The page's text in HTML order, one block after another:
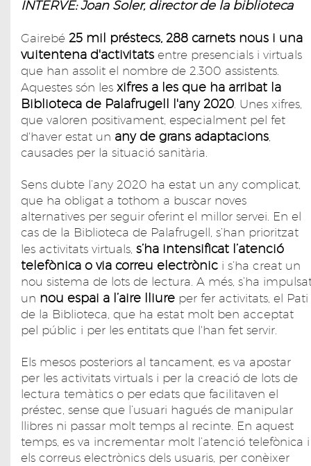
INTERVÉ: ​Joan Soler, director de la biblioteca
Gairebé 25 mil préstecs, 288 carnets nous i una
vuitentena d'activitats entre presencials i virtuals
que han assolit el nombre de 2.300 assistents.
Aquestes són les xifres a les que ha arribat la
Biblioteca de Palafrugell l'any 2020. Unes xifres,
que valoren positivament, especialment pel fet
d'haver estat un any de grans adaptacions,
causades per la situació sanitària.
Sens dubte l’any 2020 ha estat un any complicat,
que ha obligat a tothom a buscar noves
alternatives per seguir oferint el millor servei. En el
cas de la Biblioteca de Palafrugell, s’han prioritzat
les activitats virtuals, s’ha intensificat l’atenció
telefònica o via correu electrònic i s’ha creat un
nou sistema de lots de lectura. A més, s’ha
un nou espai a l’aire lliure per fer activitats, el Pati
de la Biblioteca, que ha estat molt ben acceptat
pel públic i per les entitats que l'han fet servir.
Els mesos posteriors al tancament, es va apostar
per les activitats virtuals i per la creació de lots de
lectura temàtics o per edats que facilitaven el
préstec, sense que l’usuari hagués de manipular
llibres ni passar molt temps al recinte. En aquest
temps, es va incrementar molt l’atenció telefònica i
els correus electrònics dels usuaris, per conèixer